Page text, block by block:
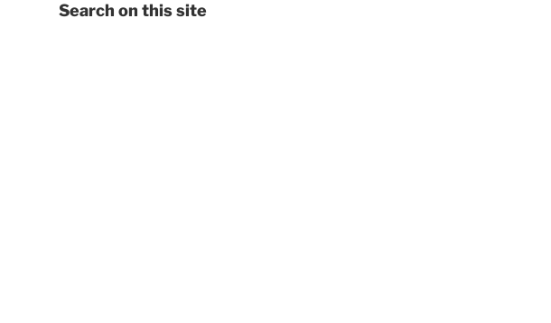
Search on this site